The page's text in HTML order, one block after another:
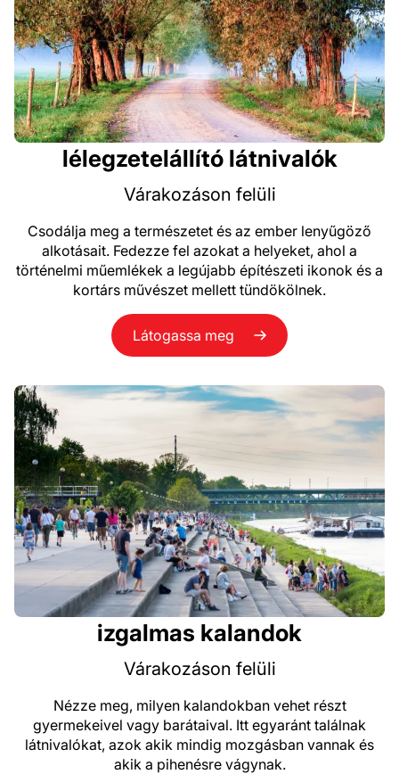
lélegzetelállító látnivalók
Várakozáson felüli
Csodálja meg a természetet és az ember lenyűgöző
alkotásait. Fedezze fel azokat a helyeket, ahol a
történelmi műemlékek a legújabb építészeti ikonok és a
kortárs művészet mellett tündökölnek.
Látogassa meg
izgalmas kalandok
Várakozáson felüli
Nézze meg, milyen kalandokban vehet részt
gyermekeivel vagy barátaival. Itt egyaránt találnak
látnivalókat, azok akik mindig mozgásban vannak és
akik a pihenésre vágynak.